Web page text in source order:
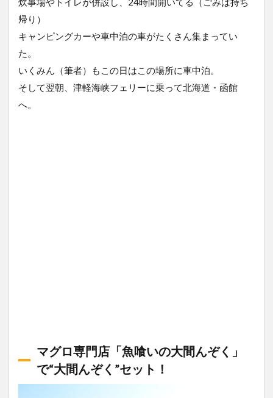
帰り）
キャンピングカーや車中泊の車がたくさん集まってい
た。
いくみん（筆者）もこの日はこの場所に車中泊。
そして翌朝、津軽海峡フェリーに乗って北海道・函館
へ。
マグロ専門店「魚喰いの大間んぞく」
で“大間んぞく”セット！